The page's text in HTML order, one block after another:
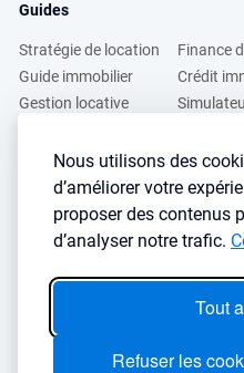
Nous utilisons des
d’améliorer votre
proposer des contenus
d’analyser notre trafic.
Tout
Refuser les
Guides
Stratégie de location
Guide immobilier
Gestion locative
Finance
Crédit
Vous voulez apprendre à
Inscrivez vous à notre